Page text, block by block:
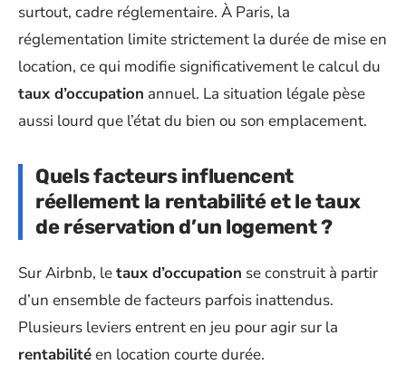
surtout, cadre réglementaire. À Paris, la
réglementation limite strictement la durée de mise en
location, ce qui modifie significativement le calcul du
taux d’occupation annuel. La situation légale pèse
aussi lourd que l’état du bien ou son emplacement.
Quels facteurs influencent
réellement la rentabilité et le taux
de réservation d’un logement ?
Sur Airbnb, letaux d’occupation se construit à partir
d’un ensemble de facteurs parfois inattendus.
Plusieurs leviers entrent en jeu pour agir sur la
rentabilitéen location courte durée.